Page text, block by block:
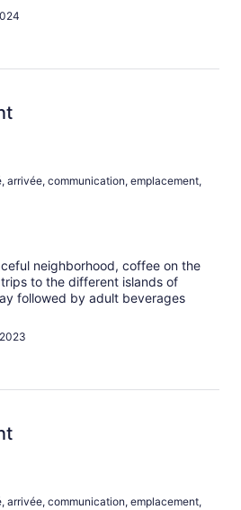
arrivée, communication, emplacement,
neighborhood, coffee on the
to the different islands of
followed by adult beverages
arrivée, communication, emplacement,